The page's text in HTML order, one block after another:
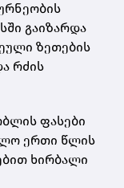
გაიზარდა
ზეთების
რძის
ფასები
ერთი წლის
ხირბალი